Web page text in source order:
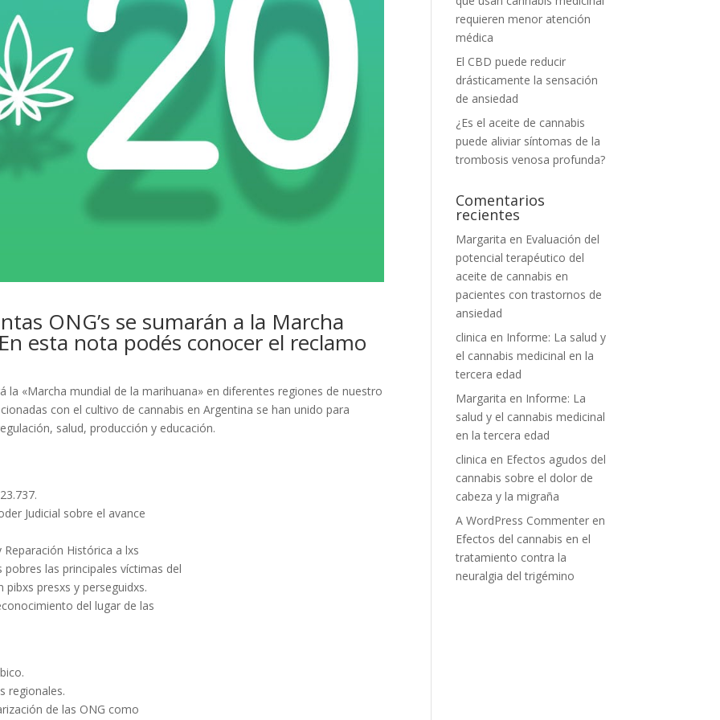
ONG’s se sumarán a la Marcha
esta nota podés conocer el reclamo
la «Marcha mundial de la marihuana» en diferentes regiones de nuestro
con el cultivo de cannabis en Argentina se han unido para
salud, producción y educación.
Judicial sobre el avance
Histórica a lxs
las principales víctimas del
presxs y perseguidxs.
del lugar de las
regionales.
de las ONG como
requieren menor atención
médica
El CBD puede reducir
drásticamente la sensación
de ansiedad
¿Es el aceite de cannabis
puede aliviar síntomas de la
trombosis venosa profunda?
Comentarios
recientes
Margarita en Evaluación del
potencial terapéutico del
aceite de cannabis en
pacientes con trastornos de
ansiedad
clinica en Informe: La salud y
el cannabis medicinal en la
tercera edad
Margarita en Informe: La
salud y el cannabis medicinal
en la tercera edad
clinica en Efectos agudos del
cannabis sobre el dolor de
cabeza y la migraña
A WordPress Commenter en
Efectos del cannabis en el
tratamiento contra la
neuralgia del trigémino